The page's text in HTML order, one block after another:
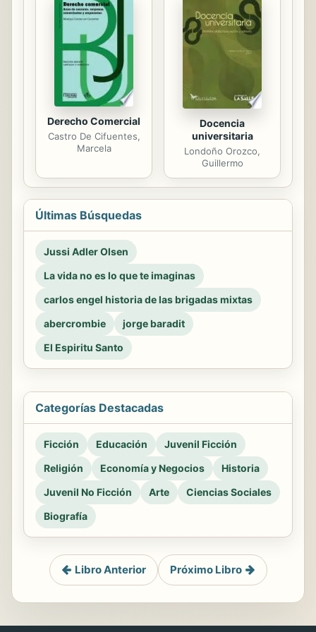
Derecho Comercial
Castro De Cifuentes,
Marcela
Docencia
universitaria
Londoño Orozco,
Guillermo
Últimas Búsquedas
Jussi Adler Olsen
La vida no es lo que te imaginas
carlos engel historia de las brigadas mixtas
abercrombie
jorge baradit
El Espiritu Santo
Categorías Destacadas
Ficción Educación
Juvenil Ficción
Religión
Economía y Negocios
Historia
Juvenil No Ficción
Arte
Ciencias Sociales
Biografía
Libro Anterior Próximo Libro